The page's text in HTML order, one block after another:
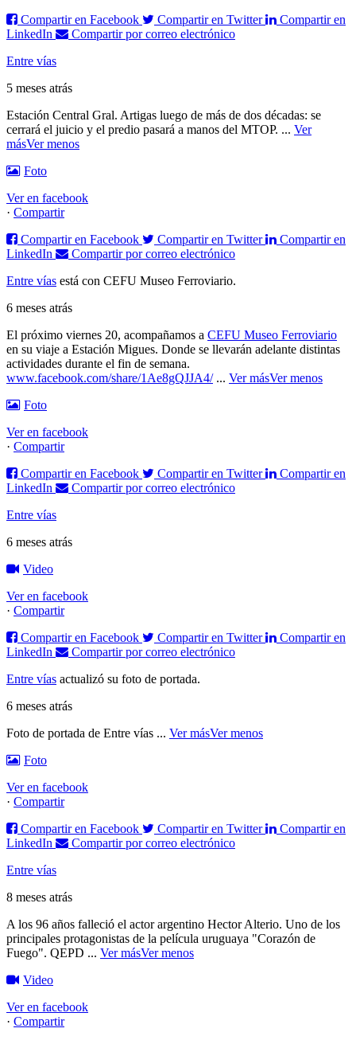
Compartir en Facebook
Compartir en Twitter
Compartir en
LinkedIn
Compartir por correo electrónico
Entre vías
5 meses atrás
Estación Central Gral. Artigas luego de más de dos décadas: se
cerrará el juicio y el predio pasará a manos del MTOP. ... Ver
másVer menos
Foto
Ver en facebook
· Compartir
Compartir en Facebook
Compartir en Twitter
Compartir en
LinkedIn
Compartir por correo electrónico
Entre vías está con CEFU Museo Ferroviario.
6 meses atrás
El próximo viernes 20, acompañamos a CEFU Museo Ferroviario
en su viaje a Estación Migues. Donde se llevarán adelante distintas
actividades durante el fin de semana.
www.facebook.com/share/1Ae8gQJJA4/ ... Ver másVer menos
Foto
Ver en facebook
· Compartir
Compartir en Facebook
Compartir en Twitter
Compartir en
LinkedIn
Compartir por correo electrónico
Entre vías
6 meses atrás
Video
Ver en facebook
· Compartir
Compartir en Facebook
Compartir en Twitter
Compartir en
LinkedIn
Compartir por correo electrónico
Entre vías actualizó su foto de portada.
6 meses atrás
Foto de portada de Entre vías ... Ver másVer menos
Foto
Ver en facebook
· Compartir
Compartir en Facebook
Compartir en Twitter
Compartir en
LinkedIn
Compartir por correo electrónico
Entre vías
8 meses atrás
A los 96 años falleció el actor argentino Hector Alterio. Uno de los
principales protagonistas de la película uruguaya "Corazón de
Fuego". QEPD ... Ver másVer menos
Video
Ver en facebook
· Compartir